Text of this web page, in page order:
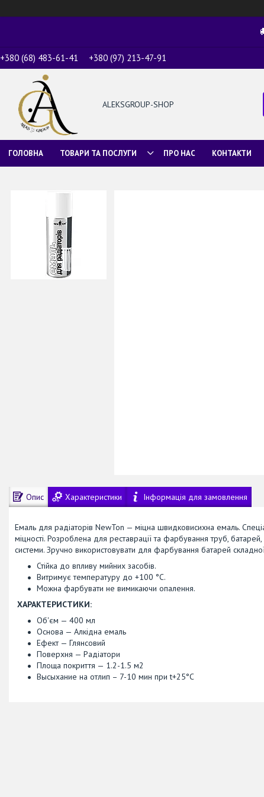
+380 (68) 483-61-41 +380 (97) 213-47-91
ALEKSGROUP-SHOP
ГОЛОВНА ТОВАРИ ТА ПОСЛУГИ ПРО НАС КОНТАКТИ
Опис Характеристики Інформація для замовлення
Емаль для радіаторів NewTon — міцна швидковисихна емаль.
міцності. Розроблена для реставрації та фарбування труб,
системи. Зручно використовувати для фарбування батарей складної
Стійка до впливу мийних засобів.
Витримує температуру до +100 °C.
Можна фарбувати не вимикаючи опалення.
ХАРАКТЕРИСТИКИ:
Об'єм — 400 мл
Основа — Алкідна емаль
Ефект — Глянсовий
Поверхня — Радіатори
Площа покриття — 1.2-1.5 м2
Высыхание на отлип – 7-10 мин при t+25°C